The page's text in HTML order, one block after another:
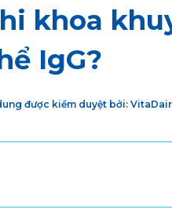
khoa
IgG?
được kiểm duyệt bởi: